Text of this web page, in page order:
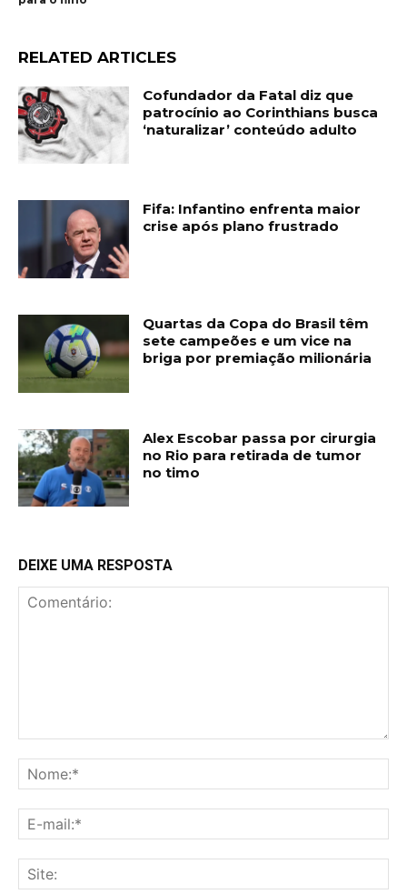
RELATED ARTICLES
Cofundador da Fatal diz que
patrocínio ao Corinthians busca
‘naturalizar’ conteúdo adulto
Fifa: Infantino enfrenta maior
crise após plano frustrado
Quartas da Copa do Brasil têm
sete campeões e um vice na
briga por premiação milionária
Alex Escobar passa por cirurgia
no Rio para retirada de tumor
no timo
DEIXE UMA RESPOSTA